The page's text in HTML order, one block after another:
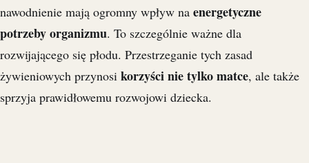
nawodnienie mają ogromny wpływ na energetyczne
potrzeby organizmu. To szczególnie ważne dla
rozwijającego się płodu. Przestrzeganie tych zasad
żywieniowych przynosi korzyści nie tylko matce, ale także
sprzyja prawidłowemu rozwojowi dziecka.